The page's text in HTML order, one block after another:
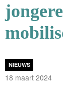
NIEUWS
18 maart 2024